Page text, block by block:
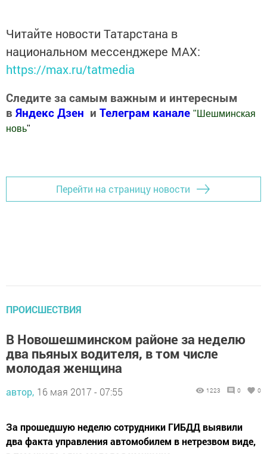
Читайте новости Татарстана в
национальном мессенджере MАХ:
https://max.ru/tatmedia
Следите за самым важным и интересным
в Яндекс Дзен и Телеграм канале " Шешминская
новь"
Перейти на страницу новости
ПРОИСШЕСТВИЯ
В Новошешминском районе за неделю
два пьяных водителя, в том числе
молодая женщина
автор, 16 мая 2017 - 07:55 1223 0 0
За прошедшую неделю сотрудники ГИБДД выявили
два факта управления автомобилем в нетрезвом виде,